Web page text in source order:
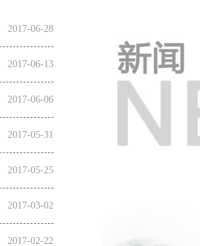
2017-06-28
2017-06-13
2017-06-06
2017-05-31
2017-05-25
2017-03-02
2017-02-22